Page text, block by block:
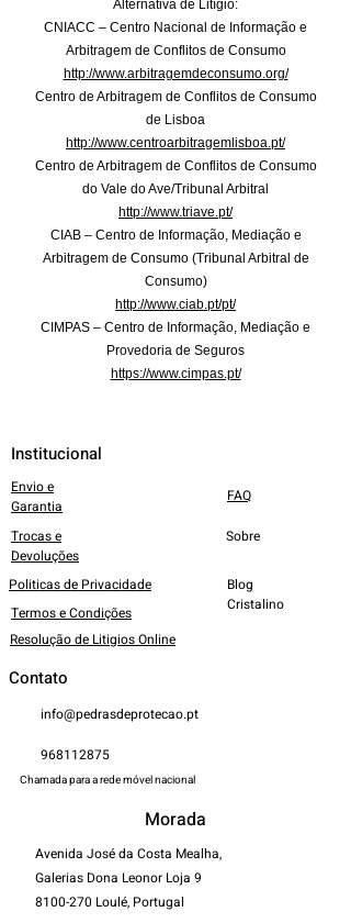
Alternativa de Litígio:
CNIACC – Centro Nacional de Informação e
Arbitragem de Conflitos de Consumo
http://www.arbitragemdeconsumo.org/
Centro de Arbitragem de Conflitos de Consumo
de Lisboa
http://www.centroarbitragemlisboa.pt/
Centro de Arbitragem de Conflitos de Consumo
do Vale do Ave/Tribunal Arbitral
http://www.triave.pt/
CIAB – Centro de Informação, Mediação e
Arbitragem de Consumo (Tribunal Arbitral de
Consumo)
http://www.ciab.pt/pt/
CIMPAS – Centro de Informação, Mediação e
Provedoria de Seguros
https://www.cimpas.pt/
Institucional
Envio e
Garantia
FAQ
Trocas e
Devoluções
Sobre
Politicas de Privacidade
Termos e Condições
Blog
Cristalino
Resolução de Litigios Online
Contato
info@pedrasdeprotecao.pt
968112875
Chamada para a rede móvel nacional
Morada
Avenida José da Costa Mealha,
Galerias Dona Leonor Loja 9
8100-270 Loulé, Portugal